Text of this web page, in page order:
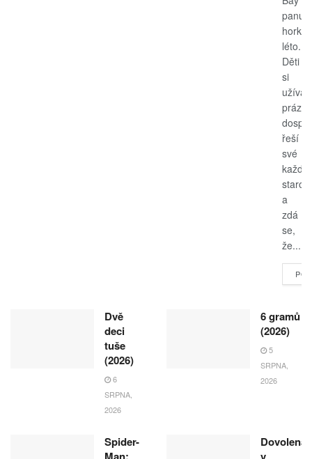
panuje
horké
léto.
Děti
si
užívají
řeší
své
a
zdá
se,
že...
Dvě
deci
tuše
(2026)
6
SRPNA,
2026
6 gramů
(2026)
5
SRPNA,
2026
Spider-
Man:
Dovolená
v